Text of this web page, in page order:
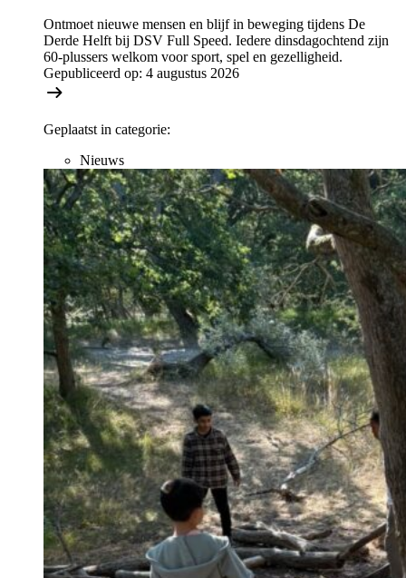
Ontmoet nieuwe mensen en blijf in beweging tijdens De
Derde Helft bij DSV Full Speed. Iedere dinsdagochtend zijn
60-plussers welkom voor sport, spel en gezelligheid.
Gepubliceerd op: 4 augustus 2026
Geplaatst in categorie:
Nieuws